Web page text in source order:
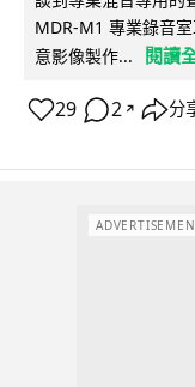
MDR-M1 專業錄音
意影像製作...
閱讀
29 2 ↗ 分